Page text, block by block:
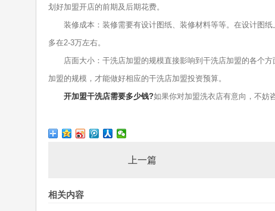
划好加盟开店的前期及后期花费。
装修成本：装修需要有设计图纸、装修材料等等。在设计图纸
多在2-3万左右。
店面大小：干洗店加盟的规模直接影响到干洗店加盟的各个方
加盟的规模，才能做好相应的干洗店加盟投资预算。
开加盟干洗店需要多少钱?如果你对加盟洗衣店有意向，不妨
上一篇
相关内容